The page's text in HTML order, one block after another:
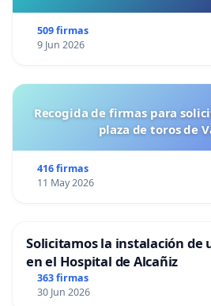
509 firmas
9 Jun 2026
Recogida de firmas para
plaza de toros de
416 firmas
11 May 2026
Solicitamos la instalación de
en el Hospital de Alcañiz
363 firmas
30 Jun 2026